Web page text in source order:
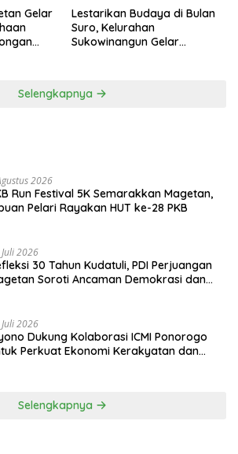
Gelar
Lestarikan Budaya di Bulan
Suro, Kelurahan
Sukowinangun Gelar
Selengkapnya
2026
Run Festival 5K Semarakkan Magetan,
Pelari Rayakan HUT ke-28 PKB
2026
30 Tahun Kudatuli, PDI Perjuangan
Soroti Ancaman Demokrasi dan
Juli 2026
Dukung Kolaborasi ICMI Ponorogo
Perkuat Ekonomi Kerakyatan dan
Selengkapnya